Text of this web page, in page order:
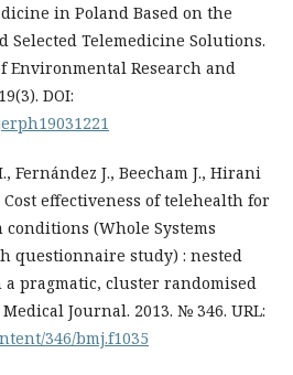
in Poland Based on the
Selected Telemedicine Solutions.
Research and
DOI:
Fernández J., Beecham J., Hirani
Cost effectiveness of telehealth for
(Whole Systems
questionnaire study) : nested
pragmatic, cluster randomised
Journal. 2013. № 346. URL:
346/bmj.f1035